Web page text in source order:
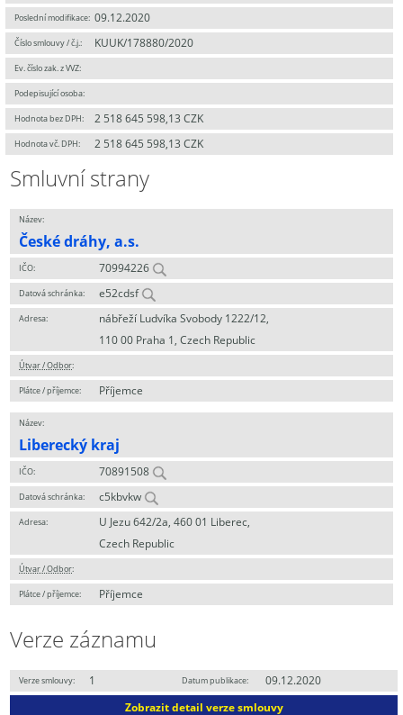
Poslední modifikace: 09.12.2020
Číslo smlouvy / č.j.: KUUK/178880/2020
Ev. číslo zak. z VVZ:
Podepisující osoba:
Hodnota bez DPH: 2 518 645 598,13 CZK
Hodnota vč. DPH: 2 518 645 598,13 CZK
Smluvní strany
Název:
České dráhy, a.s.
IČO: 70994226
Datová schránka: e52cdsf
Adresa:
nábřeží Ludvíka Svobody 1222/12,
110 00 Praha 1, Czech Republic
Útvar / Odbor:
Plátce / příjemce: Příjemce
Název:
Liberecký kraj
IČO: 70891508
Datová schránka: c5kbvkw
Adresa:
U Jezu 642/2a, 460 01 Liberec,
Czech Republic
Útvar / Odbor:
Plátce / příjemce: Příjemce
Verze záznamu
Verze smlouvy: 1 Datum publikace:
09.12.2020
Zobrazit detail verze smlouvy